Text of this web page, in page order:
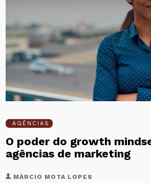
AGÊNCIAS
O poder do growth
agências de marketing
MÁRCIO MOTA LOPES